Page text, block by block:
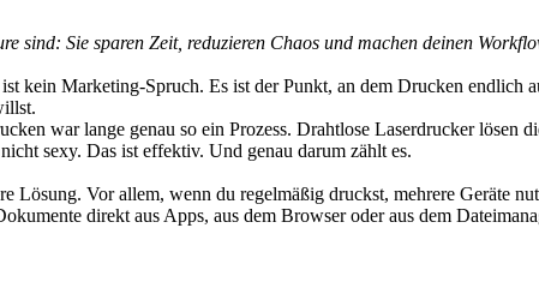
Sie sparen Zeit, reduzieren Chaos und machen deinen
kein Marketing-Spruch. Es ist der Punkt, an dem Drucken endlich
war lange genau so ein Prozess. Drahtlose Laserdrucker lösen
sexy. Das ist effektiv. Und genau darum zählt es.
Lösung. Vor allem, wenn du regelmäßig druckst, mehrere Geräte
direkt aus Apps, aus dem Browser oder aus dem